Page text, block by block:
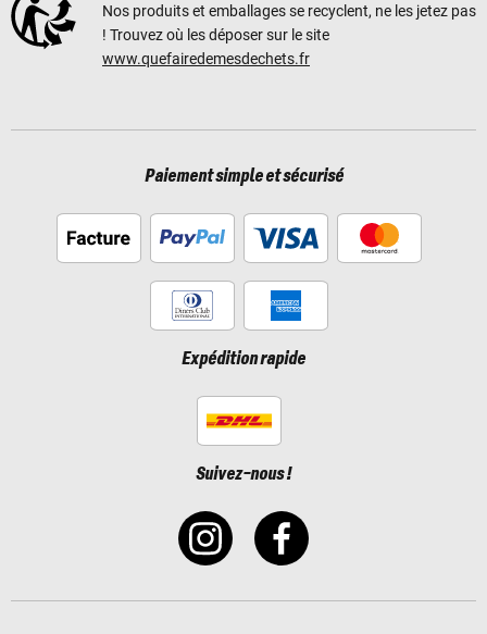
Nos produits et emballages se recyclent, ne les jetez pas
! Trouvez où les déposer sur le site
www.quefairedemesdechets.fr
Paiement simple et sécurisé
Expédition rapide
Suivez-nous !